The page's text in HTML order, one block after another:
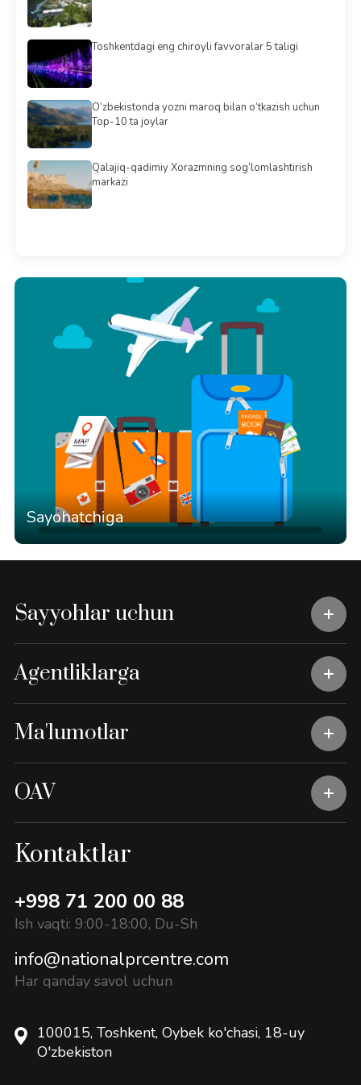
Toshkentdagi eng chiroyli favvoralar 5 taligi
O‘zbekistonda yozni maroq bilan o‘tkazish uchun
Top-10 ta joylar
Qalajiq-qadimiy Xorazmning sog‘lomlashtirish
markazi
Sayohatchiga
Sayyohlar uchun
Agentliklarga
Ma'lumotlar
OAV
Kontaktlar
+998 71 200 00 88
Ish vaqti: 9:00-18:00, Du-Sh
info@nationalprcentre.com
Har qanday savol uchun
100015, Toshkent, Oybek ko'chasi, 18-uy
O'zbekiston